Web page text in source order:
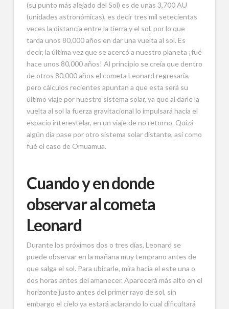
(su punto más alejado del Sol) es de unas 3,700 AU
(unidades astronómicas), es decir tres mil setecientas
veces la distancia entre la tierra y el sol, por lo que
tarda unos 80,000 años en dar una vuelta al sol. Es
decir, la última vez que se acercó a nuestro planeta ¡fué
hace unos 80,000 años! Al principio se creía que dentro
de otros 80,000 años el cometa Leonard regresaría,
pero cálculos recientes apuntan a que esta será su
último viaje por nuestro sistema solar, ya que al darle la
vuelta al sol la fuerza gravitacional lo impulsará hacia el
espacio interestelar, en un viaje de no retorno. Quizá
algún día pase por otro sistema solar distante, así como
fué el caso de Omuamua.
Cuando y en donde
observar al cometa
Leonard
Durante los próximos dos o tres días, Leonard se
puede observar en la mañana muy temprano antes de
que salga el sol. Para ubicarle, mira hacia el este una o
dos horas antes del amanecer. Aparecerá más alto en el
horizonte justo antes del primer rayo de sol, sin
embargo el cielo ya estará aclarando lo cual dificultará